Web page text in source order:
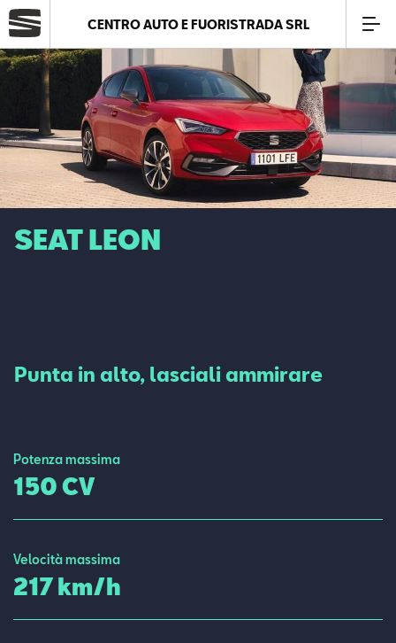
Azienda
Modelli
Offerte
Service
Configuratore
CENTRO AUTO E FUORISTRADA SRL
SEAT LEON
Punta in alto, lasciali ammirare
Potenza massima
150 CV
Velocità massima
217 km/h